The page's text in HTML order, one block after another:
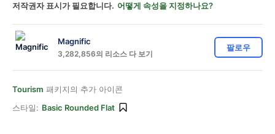
저작권자 표시가 필요합니다. 어떻게 속성을 지정하나요?
Magnific
3,282,856의 리소스 다 보기
팔로우
Tourism 패키지의 추가 아이콘
스타일: Basic Rounded Flat